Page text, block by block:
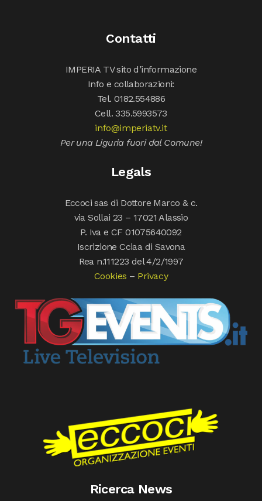
Contatti
IMPERIA TV sito d’informazione
Info e collaborazioni:
Tel. 0182.554886
Cell. 335.5993573
info@imperiatv.it
Per una Liguria fuori dal Comune!
Legals
Eccoci sas di Dottore Marco & c.
via Sollai 23 – 17021 Alassio
P. Iva e CF 01075640092
Iscrizione Cciaa di Savona
Rea n.111223 del 4/2/1997
Cookies – Privacy
Ricerca News